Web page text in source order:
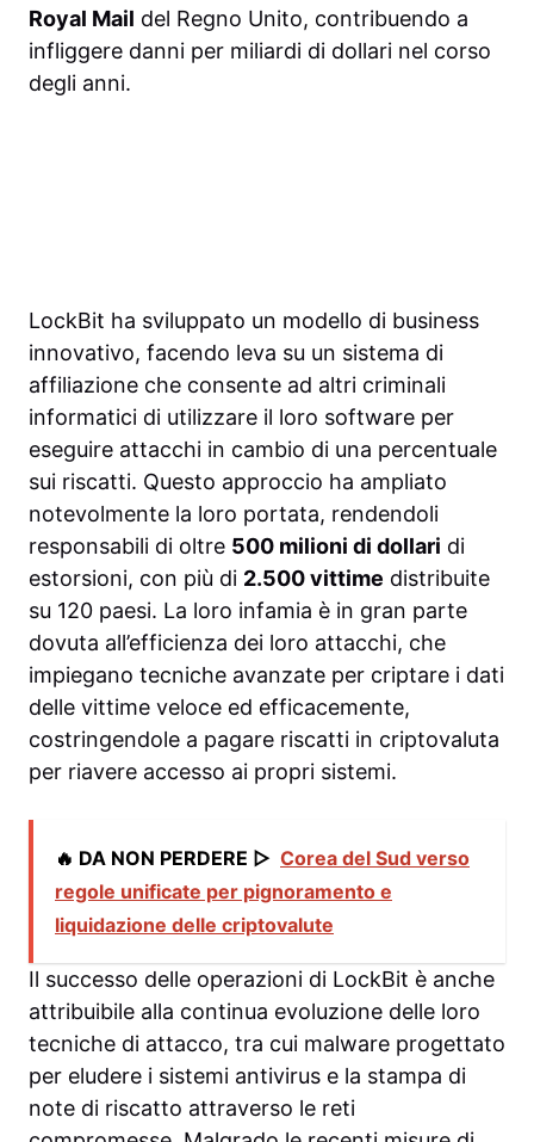
Royal Mail del Regno Unito, contribuendo a
infliggere danni per miliardi di dollari nel corso
degli anni.
LockBit ha sviluppato un modello di business
innovativo, facendo leva su un sistema di
affiliazione che consente ad altri criminali
informatici di utilizzare il loro software per
eseguire attacchi in cambio di una percentuale
sui riscatti. Questo approccio ha ampliato
notevolmente la loro portata, rendendoli
responsabili di oltre 500 milioni di dollari di
estorsioni, con più di 2.500 vittime distribuite
su 120 paesi. La loro infamia è in gran parte
dovuta all’efficienza dei loro attacchi, che
impiegano tecniche avanzate per criptare i dati
delle vittime veloce ed efficacemente,
costringendole a pagare riscatti in criptovaluta
per riavere accesso ai propri sistemi.
🔥 DA NON PERDERE ▷ Corea del Sud verso
regole unificate per pignoramento e
liquidazione delle criptovalute
Il successo delle operazioni di LockBit è anche
attribuibile alla continua evoluzione delle loro
tecniche di attacco, tra cui malware progettato
per eludere i sistemi antivirus e la stampa di
note di riscatto attraverso le reti